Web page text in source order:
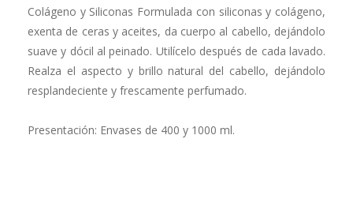
Colágeno y Siliconas Formulada con siliconas y colágeno,
exenta de ceras y aceites, da cuer­po al cabello, dejándolo
suave y dócil al peinado. Utilícelo después de cada lavado.
Realza el aspecto y brillo natural del cabello, dejándolo
resplandeciente y frescamente perfumado.
Presentación: Envases de 400 y 1000 ml.